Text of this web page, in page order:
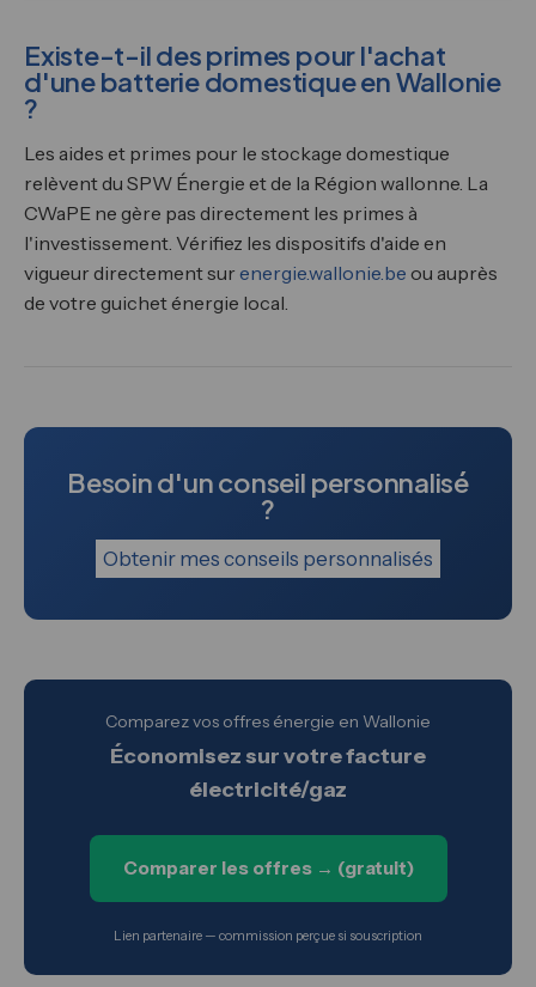
Existe-t-il des primes pour l'achat
d'une batterie domestique en Wallonie
?
Les aides et primes pour le stockage domestique
relèvent du SPW Énergie et de la Région wallonne. La
CWaPE ne gère pas directement les primes à
l'investissement. Vérifiez les dispositifs d'aide en
vigueur directement sur energie.wallonie.be ou auprès
de votre guichet énergie local.
Besoin d'un conseil personnalisé
?
Obtenir mes conseils personnalisés
Comparez vos offres énergie en Wallonie
Économisez sur votre facture
électricité/gaz
Comparer les offres → (gratuit)
Lien partenaire — commission perçue si souscription